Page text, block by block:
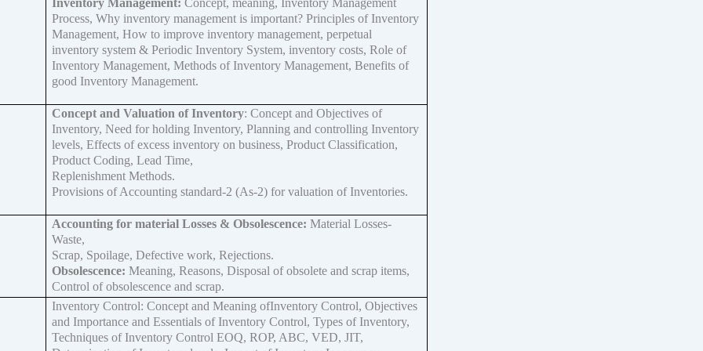
Inventory Management: Concept, meaning, Inventory Management
Process, Why inventory management is important? Principles of Inventory
Management, How to improve inventory management, perpetual
inventory system & Periodic Inventory System, inventory costs, Role of
Inventory Management, Methods of Inventory Management, Benefits of
good Inventory Management.
Concept and Valuation of Inventory: Concept and Objectives of
Inventory, Need for holding Inventory, Planning and controlling Inventory
levels, Effects of excess inventory on business, Product Classification,
Product Coding, Lead Time,
Replenishment Methods.
Provisions of Accounting standard-2 (As-2) for valuation of Inventories.
Accounting for material Losses & Obsolescence: Material Losses-
Waste,
Scrap, Spoilage, Defective work, Rejections.
Obsolescence: Meaning, Reasons, Disposal of obsolete and scrap items,
Control of obsolescence and scrap.
Inventory Control: Concept and Meaning ofInventory Control, Objectives
and Importance and Essentials of Inventory Control, Types of Inventory,
Techniques of Inventory Control EOQ, ROP, ABC, VED, JIT,